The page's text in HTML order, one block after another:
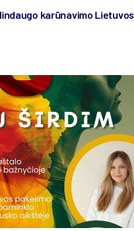
karūnavimo Lietuvos